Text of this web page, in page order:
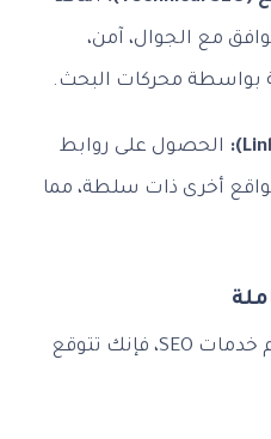
مع الجوال، آمن،
محركات البحث.
الحصول على روابط
أخرى ذات سلطة، مما
عند التعاقد مع شركة لتقديم خدمات SEO، فإنك تتوقع